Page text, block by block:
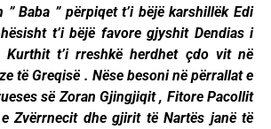
Baba ” përpiqet t’i bëjë karshillëk Edi
t’i bëjë favore gjyshit Dendias i
Kurthit t’i rreshkë herdhet çdo vit në
të Greqisë . Nëse besoni në përrallat e
së Zoran Gjingjiqit , Fitore Pacollit
Zvërrnecit dhe gjirit të Nartës janë të